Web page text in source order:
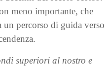
meno importante, che
un percorso di guida verso
superiori al nostro e